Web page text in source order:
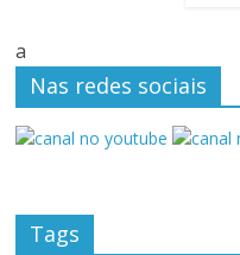
a
Nas redes sociais
Tags